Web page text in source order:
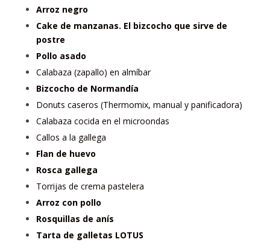
Arroz negro
Cake de manzanas. El bizcocho que sirve de
postre
Pollo asado
Calabaza (zapallo) en almíbar
Bizcocho de Normandía
Donuts caseros (Thermomix, manual y panificadora)
Calabaza cocida en el microondas
Callos a la gallega
Flan de huevo
Rosca gallega
Torrijas de crema pastelera
Arroz con pollo
Rosquillas de anís
Tarta de galletas LOTUS